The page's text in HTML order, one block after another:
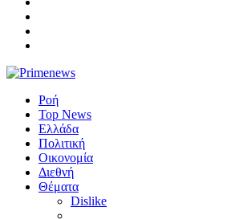
Ροή
Top News
Ελλάδα
Πολιτική
Οικονομία
Διεθνή
Θέματα
Dislike